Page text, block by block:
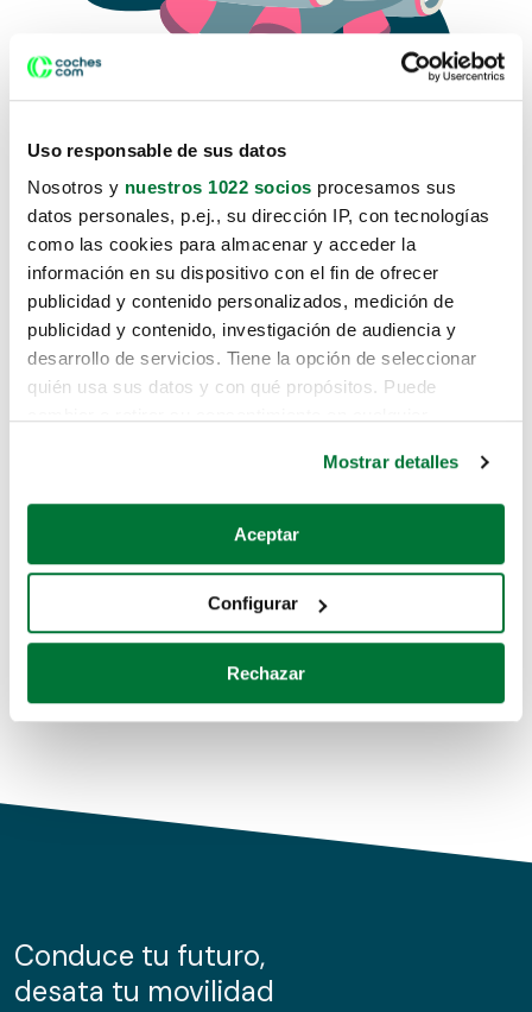
Uso responsable de sus datos
Nosotros y nuestros 1022 socios procesamos sus
datos personales, p.ej., su dirección IP, con tecnologías
como las cookies para almacenar y acceder la
información en su dispositivo con el fin de ofrecer
publicidad y contenido personalizados, medición de
publicidad y contenido, investigación de audiencia y
desarrollo de servicios. Tiene la opción de seleccionar
quién usa sus datos y con qué propósitos. Puede
Si lo permite, también quisiéramos:
Recopilar información sobre su ubicación geográfica
Identificar su dispositivo analizándolo activamente
para buscar características específicas (huellas
Obtenga más información sobre cómo se procesan sus
de cookies.
información sobre el uso que haga del sitio web con
nuestros partners de redes sociales, publicidad y análisis
Mostrar detalles
Aceptar
Configurar
Rechazar
Lo sentimos, no sabemos como
te hemos traido hasta aquí.
Pero puedes encontrar el coche que estás
buscando en alguno de estos enlaces:
Coches de segunda mano
Coches de km0
Conduce tu futuro,
desata tu movilidad